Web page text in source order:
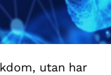
utan har